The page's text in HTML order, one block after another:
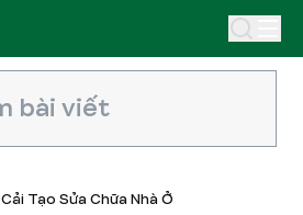
Cải Tạo Sửa Chữa Nhà Ở